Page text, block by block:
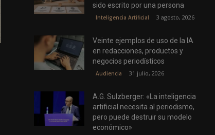
sido escrito por una persona
Inteligencia Artificial 3 agosto, 2026
Veinte ejemplos de uso de la IA
en redacciones, productos y
negocios periodísticos
Audiencia 31 julio, 2026
A.G. Sulzberger: «La inteligencia
artificial necesita al periodismo,
pero puede destruir su modelo
económico»